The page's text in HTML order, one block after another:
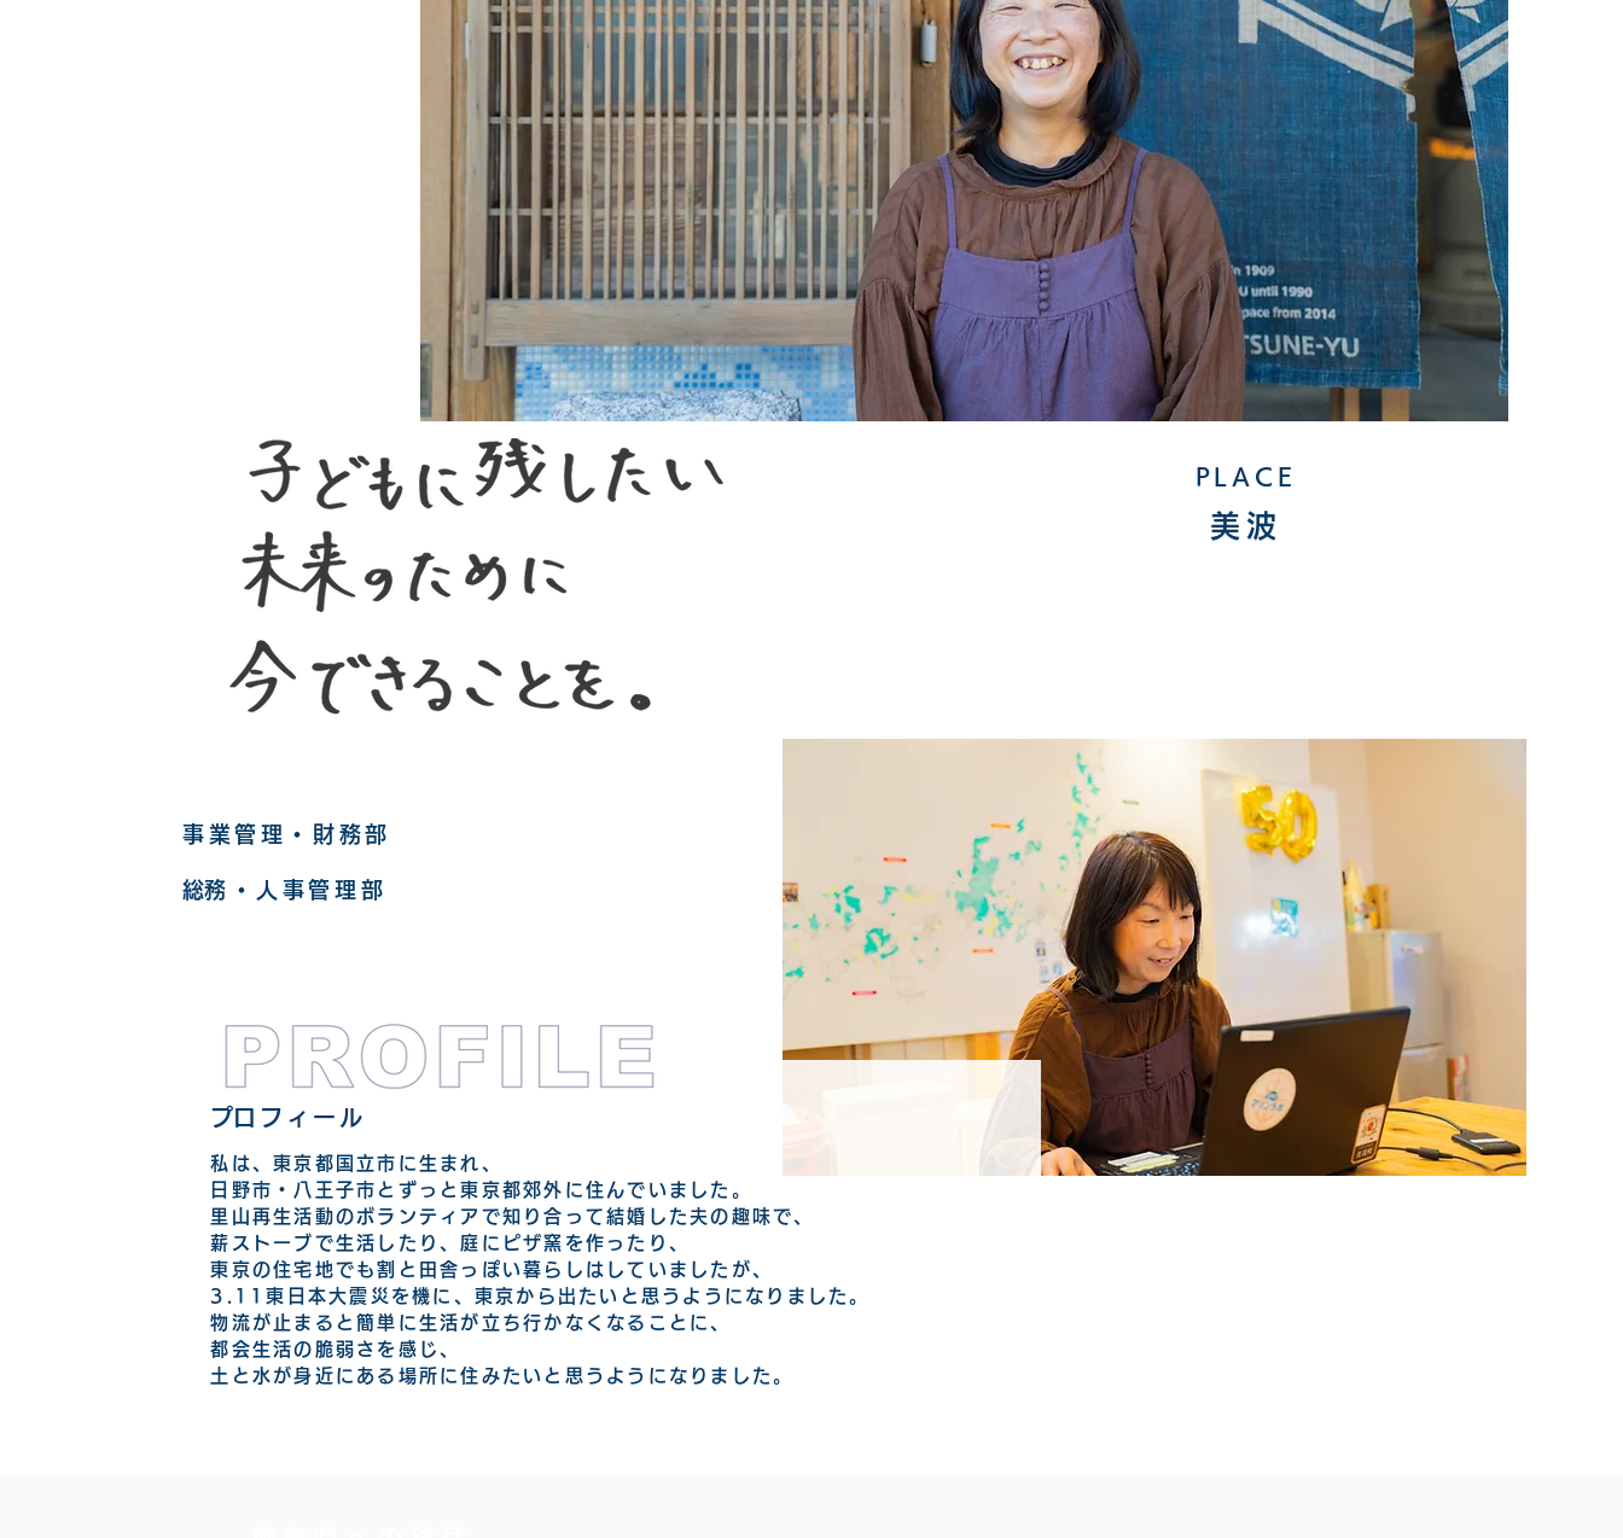
PLACE
美波
事業管理・財務部
​総務・人事管理部
​プロフィール
私は、東京都国立市に生まれ、
日野市・八王子市とずっと東京都郊外に住んでいました。
里山再生活動のボランティアで知り合って結婚した夫の趣味で、
薪ストーブで生活したり、庭にピザ窯を作ったり、
東京の住宅地でも割と田舎っぽい暮らしはしていましたが、
3.11東日本大震災を機に、東京から出たいと思うようになりました。
物流が止まると簡単に生活が立ち行かなくなることに、
都会生活の脆弱さを感じ、
土と水が身近にある場所に住みたいと思うようになりました。